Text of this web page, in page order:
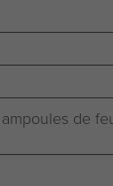
de